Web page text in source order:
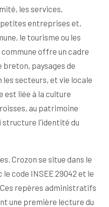
les services,
entreprises et,
le tourisme ou les
offre un cadre
paysages de
secteurs, et vie locale
est liée à la culture
au patrimoine
structure l'identité du
Crozon se situe dans le
code INSEE 29042 et le
Ces repères administratifs
une première lecture du